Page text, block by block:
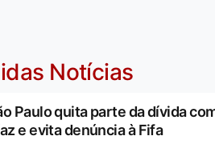
Notícias
Paulo quita parte da dívida
e evita denúncia à Fifa